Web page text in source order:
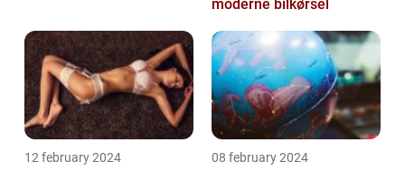
moderne bilkørsel
12 february 2024 08 february 2024